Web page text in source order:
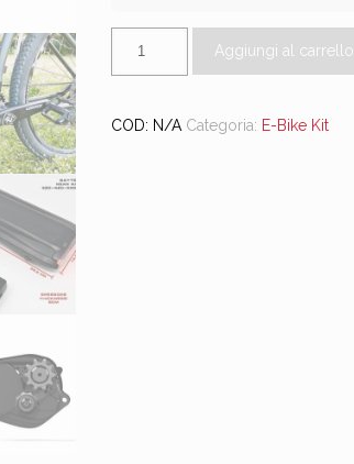
Aggiungi al carrello
COD: N/A Categoria: E-Bike Kit